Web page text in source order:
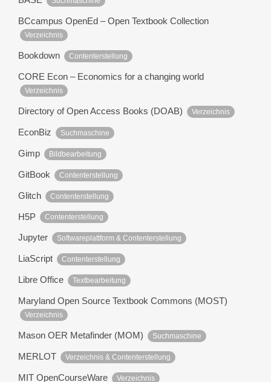
BCcampus OpenEd – Open Textbook Collection
Verzeichnis
Bookdown Contenterstellung
CORE Econ – Economics for a changing world
Verzeichnis
Directory of Open Access Books (DOAB) Verzeichnis
EconBiz Suchmaschine
Gimp Bildbearbeitung
GitBook Contenterstellung
Glitch Contenterstellung
H5P Contenterstellung
Jupyter Softwareplattform & Contenterstellung
LiaScript Contenterstellung
Libre Office Textbearbeitung
Maryland Open Source Textbook Commons (MOST)
Verzeichnis
Mason OER Metafinder (MOM) Suchmaschine
MERLOT Verzeichnis & Contenterstellung
MIT OpenCourseWare Verzeichnis